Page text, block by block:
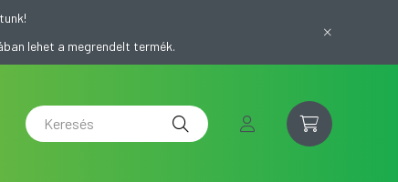
lehet a megrendelt termék.